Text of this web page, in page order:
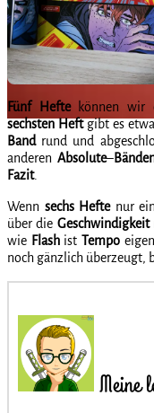
Fünf Heftekönnen wir
sechsten Heftgibt es
Bandrund und
anderen Absolute–
Fazit.
Wenn sechs Heftenur
über die Geschwindigkeit
wie FlashistTempo
noch gänzlich überzeugt,
Meine